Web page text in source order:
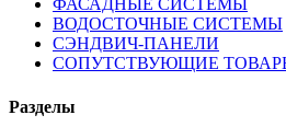
ФАСАДНЫЕ СИСТЕМЫ
ВОДОСТОЧНЫЕ СИСТЕМЫ
СЭНДВИЧ-ПАНЕЛИ
СОПУТСТВУЮЩИЕ
Разделы